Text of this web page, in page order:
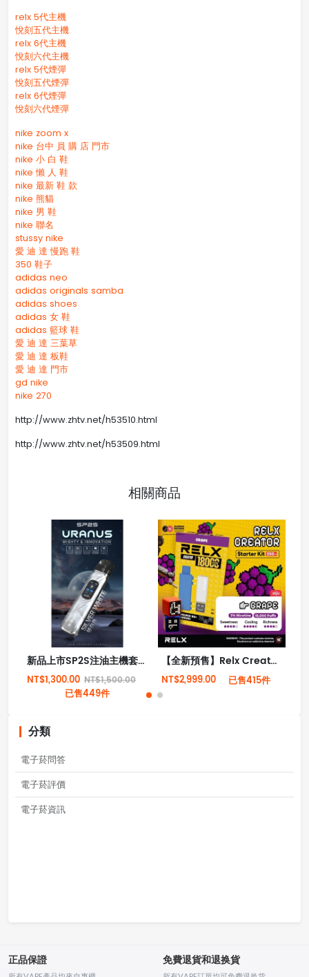
relx 5代主機
悅刻五代主機
relx 6代主機
悅刻六代主機
relx 5代煙彈
悅刻五代煙彈
relx 6代煙彈
悅刻六代煙彈
nike zoom x
nike 台中 員 購 店 門市
nike 小 白 鞋
nike 懶 人 鞋
nike 最新 鞋 款
nike 熊貓
nike 男 鞋
nike 聯名
stussy nike
愛 迪 達 慢跑 鞋
350 鞋子
adidas neo
adidas originals samba
adidas shoes
adidas 女 鞋
adidas 籃球 鞋
愛 迪 達 三葉草
愛 迪 達 板鞋
愛 迪 達 門市
gd nike
nike 270
http://www.zhtv.net/h53510.html
http://www.zhtv.net/h53509.html
相關商品
新品上市SP2S注油主機套裝 天王星小煙機 多檔調節 高功率電子主機
NT$1,300.00 NT$1,500.00
已售449件
【全新預售】Relx Creator 積木系列 18000puffs 入門套件
NT$2,999.00 已售415件
分類
電子菸問答
電子菸評價
電子菸資訊
正品保證 免費退貨和退换貨